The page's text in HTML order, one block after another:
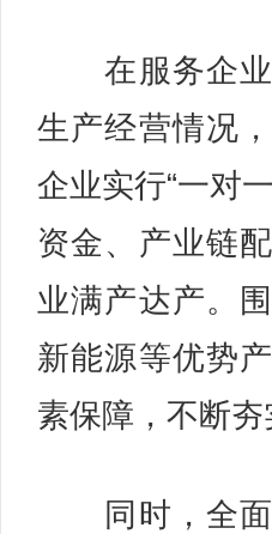
在服务企业
生产经营情况
企业实行“一对
资金、产业链
业满产达产。
新能源等优势
素保障，不断夯
同时，全面